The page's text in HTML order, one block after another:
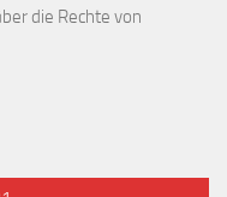
die Rechte von